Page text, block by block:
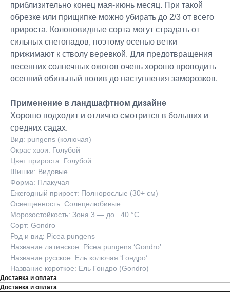
приблизительно конец мая-июнь месяц. При такой
обрезке или прищипке можно убирать до 2/3 от всего
прироста. Колоновидные сорта могут страдать от
сильных снегопадов, поэтому осенью ветки
прижимают к стволу веревкой. Для предотвращения
весенних солнечных ожогов очень хорошо проводить
осенний обильный полив до наступления заморозков.
Применение в ландшафтном дизайне
Хорошо подходит и отлично смотрится в больших и
средних садах.
Вид: pungens (колючая)
Окрас хвои: Голубой
Цвет прироста: Голубой
Шишки: Видовые
Форма: Плакучая
Ежегодный прирост: Полнорослые (30+ см)
Освещенность: Солнцелюбивые
Морозостойкость: Зона 3 — до −40 °C
Сорт: Gondro
Род и вид: Picea pungens
Название латинское: Picea pungens ‘Gondro’
Название русское: Ель колючая ‘Гондро’
Название короткое: Ель Гондро (Gondro)
Доставка и оплата
Доставка и оплата